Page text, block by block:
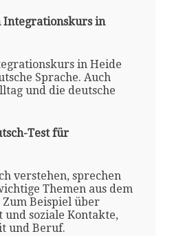
Integrationskurs in
in Heide
Sprache. Auch
und die deutsche
Test für
verstehen, sprechen
Themen aus dem
Beispiel über
und soziale Kontakte,
und Beruf.